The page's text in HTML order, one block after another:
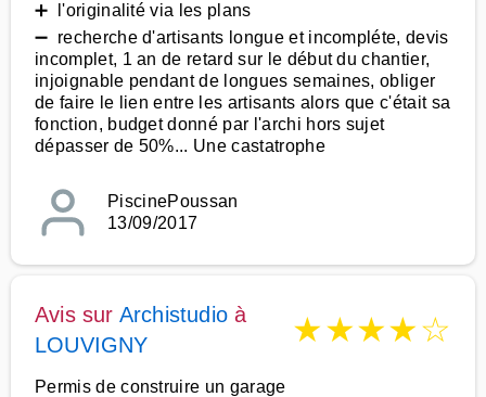
➕ l'originalité via les plans
➖ recherche d'artisants longue et incompléte, devis
incomplet, 1 an de retard sur le début du chantier,
injoignable pendant de longues semaines, obliger
de faire le lien entre les artisants alors que c'était sa
fonction, budget donné par l'archi hors sujet
dépasser de 50%... Une castatrophe
PiscinePoussan
13/09/2017
Avis sur Archistudio à
LOUVIGNY
★★★★☆
Permis de construire un garage